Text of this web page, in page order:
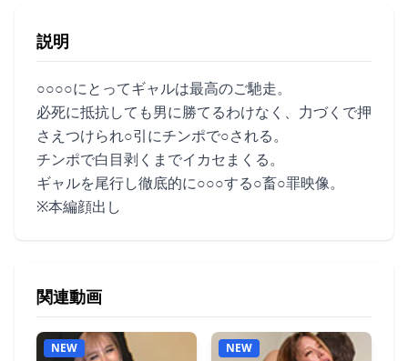
説明
○○○○にとってギャルは最高のご馳走。
必死に抵抗しても男に勝てるわけなく、力づくで押
さえつけられ○引にチンポで○される。
チンポで白目剥くまでイカセまくる。
ギャルを尾行し徹底的に○○○する○畜○罪映像。
※本編顔出し
関連動画
NEW NEW